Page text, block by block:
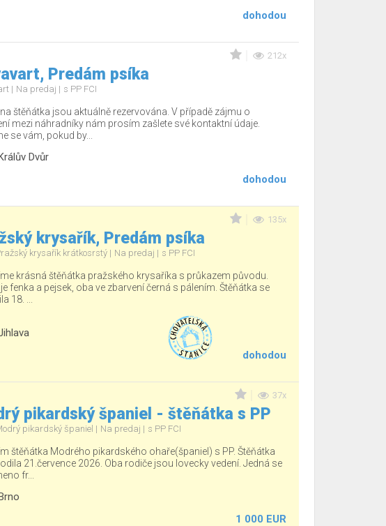
dohodou
212x
Predám psíka
Na predaj s PP FCI
štěňátka jsou aktuálně rezervována. V případě zájmu o
mezi náhradníky nám prosím zašlete své kontaktní údaje.
se vám, pokud by...
Dvůr
dohodou
135x
krysařík, Predám psíka
krysařík krátkosrstý Na predaj s PP FCI
krásná štěňátka pražského krysaříka s průkazem původu.
fenka a pejsek, oba ve zbarvení černá s pálením. Štěňátka se
18. ...
dohodou
37x
pikardský španiel - štěňátka s PP
pikardský španiel Na predaj s PP FCI
štěňátka Modrého pikardského ohaře(španiel) s PP. Štěňátka
21.července 2026. Oba rodiče jsou lovecky vedení. Jedná se
fr...
1 000 EUR